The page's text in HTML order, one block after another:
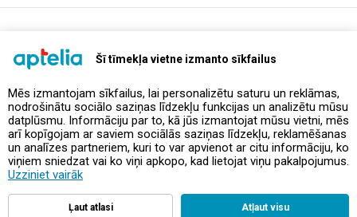
Šī tīmekļa vietne izmanto sīkfailus
Mēs izmantojam sīkfailus, lai personalizētu saturu un reklāmas,
nodrošinātu sociālo saziņas līdzekļu funkcijas un analizētu mūsu
datplūsmu. Informāciju par to, kā jūs izmantojat mūsu vietni, mēs
arī kopīgojam ar saviem sociālās saziņas līdzekļu, reklamēšanas
un analīzes partneriem, kuri to var apvienot ar citu informāciju, ko
viņiem sniedzat vai ko viņi apkopo, kad lietojat viņu pakalpojumus.
Uzziniet vairāk
Ļaut atlasi Atļaut visu
Предложения и акции
Контакты